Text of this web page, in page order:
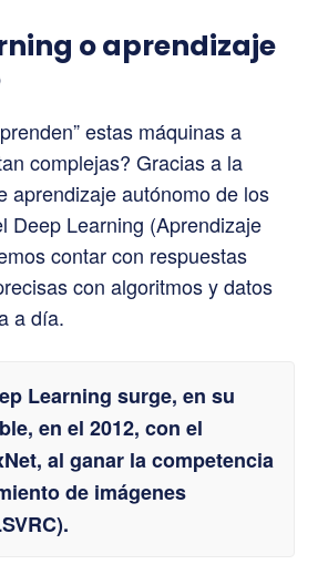
o aprendizaje
estas máquinas a
complejas? Gracias a la
aprendizaje autónomo de los
Deep Learning (Aprendizaje
contar con respuestas
con algoritmos y datos
a día.
Learning surge, en su
en el 2012, con el
al ganar la competencia
de imágenes